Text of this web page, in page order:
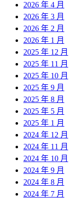
2026 年 4 月
2026 年 3 月
2026 年 2 月
2026 年 1 月
2025 年 12 月
2025 年 11 月
2025 年 10 月
2025 年 9 月
2025 年 8 月
2025 年 5 月
2025 年 1 月
2024 年 12 月
2024 年 11 月
2024 年 10 月
2024 年 9 月
2024 年 8 月
2024 年 7 月